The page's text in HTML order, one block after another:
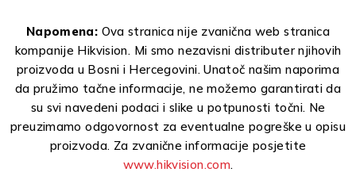
Napomena: Ova stranica nije zvanična web stranica
kompanije Hikvision. Mi smo nezavisni distributer njihovih
proizvoda u Bosni i Hercegovini. Unatoč našim naporima
da pružimo tačne informacije, ne možemo garantirati da
su svi navedeni podaci i slike u potpunosti točni. Ne
preuzimamo odgovornost za eventualne pogreške u opisu
proizvoda. Za zvanične informacije posjetite
www.hikvision.com.